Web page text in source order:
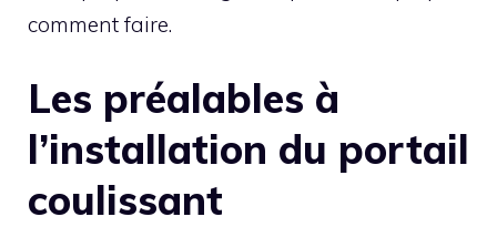
comment faire.
Les préalables à
l’installation du portail
coulissant